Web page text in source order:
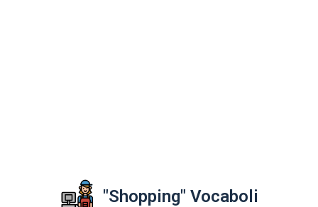
"Shopping" Vocaboli